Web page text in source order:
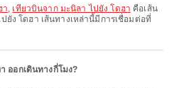
า, เที่ยวบินจาก มะนิลา ไปยัง โดฮา คือเส้น
ง โดฮา เส้นทางเหล่านี้มีการเชื่อมต่อที่
ออกเดินทางกี่โมง?